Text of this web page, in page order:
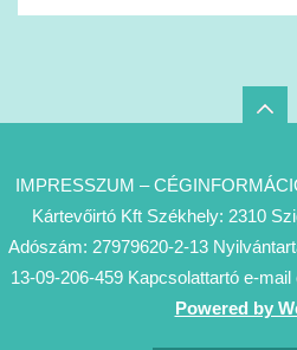
IMPRESSZUM –
Kártevőirtó Kft Székhely: 2310
Adószám: 27979620-2-13
13-09-206-459 Kapcsolattartó e-
Powered by